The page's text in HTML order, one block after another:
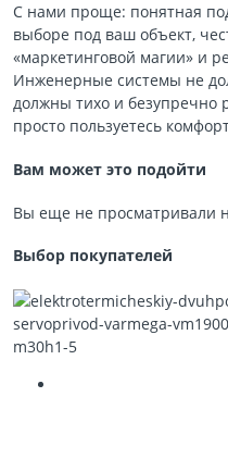
С нами проще: понятная
выборе под ваш объект,
«маркетинговой магии» и
Инженерные системы не
должны тихо и безупречно
просто пользуетесь
Вам может это подойти
Вы еще не просматривали
Выбор покупателей